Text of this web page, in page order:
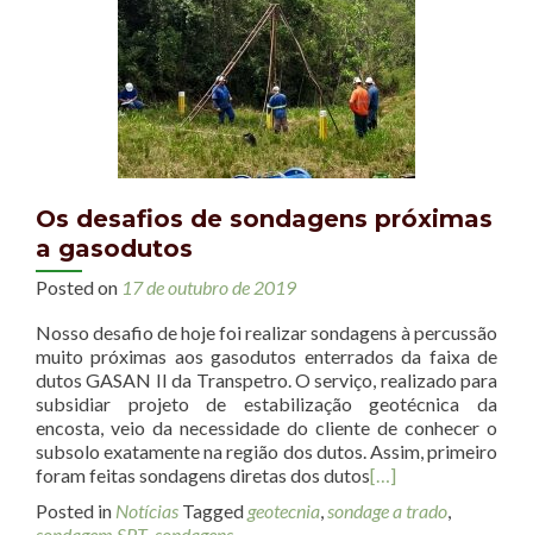
Os desafios de sondagens próximas
a gasodutos
Posted on 17 de outubro de 2019
Nosso desafio de hoje foi realizar sondagens à percussão
muito próximas aos gasodutos enterrados da faixa de
dutos GASAN II da Transpetro. O serviço, realizado para
subsidiar projeto de estabilização geotécnica da
encosta, veio da necessidade do cliente de conhecer o
subsolo exatamente na região dos dutos. Assim, primeiro
foram feitas sondagens diretas dos dutos[…]
Posted in Notícias Tagged geotecnia,sondage a trado,